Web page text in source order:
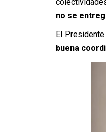
no se
El
buena